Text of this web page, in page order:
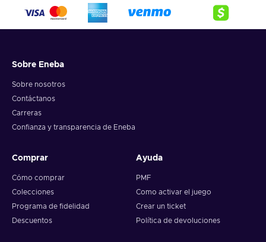
Sobre Eneba
Sobre nosotros
Contáctanos
Carreras
Confianza y transparencia de Eneba
Comprar
Cómo comprar
Colecciones
Programa de fidelidad
Descuentos
Ayuda
PMF
Como activar el juego
Crear un ticket
Política de devoluciones